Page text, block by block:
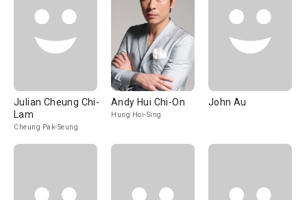
Julian Cheung Chi-
Lam
Cheung Pak-Seung
Andy Hui Chi-On
Hung Hoi-Sing
John Au